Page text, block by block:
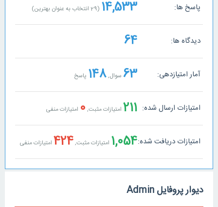
پاسخ ها: 14,533
(
29 انتخاب به عنوان بهترین)
دیدگاه ها: 64
آمار امتیازدهی: 63 سوال,148 پاسخ
امتیازات ارسال شده: 211 امتیازات مثبت, 0 امتیازات منفی
امتیازات دریافت شده:1,054 امتیازات مثبت,424 امتیازات منفی
دیوار پروفایل Admin